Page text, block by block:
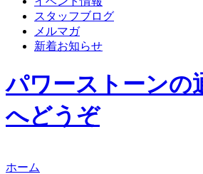
スタッフブログ
メルマガ
新着お知らせ
パワーストーンの
へどうぞ
ホーム